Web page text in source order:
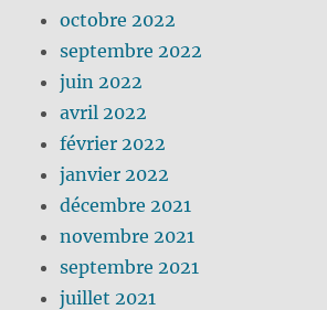
octobre 2022
septembre 2022
juin 2022
avril 2022
février 2022
janvier 2022
décembre 2021
novembre 2021
septembre 2021
juillet 2021